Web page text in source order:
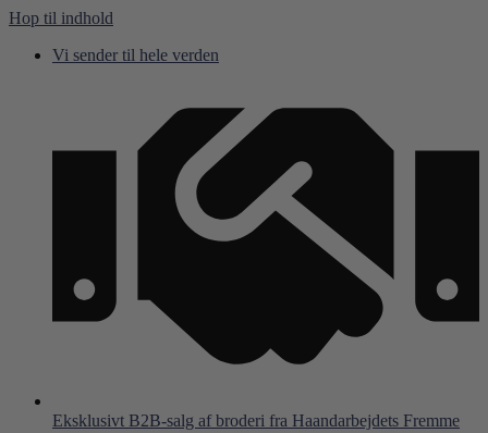
Hop til indhold
Vi sender til hele verden
Eksklusivt B2B-salg af broderi fra Haandarbejdets Fremme